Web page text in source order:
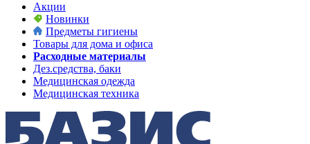
Акции
Новинки
Предметы гигиены
Товары для дома и офиса
Расходные материалы
Дез.средства, баки
Медицинская одежда
Медицинская техника